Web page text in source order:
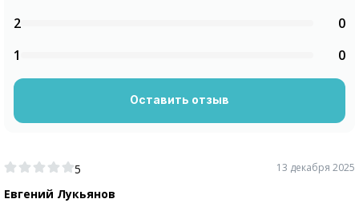
5
Евгений Лукьянов
13 декабря 2025
2
0
1
0
Оставить отзыв